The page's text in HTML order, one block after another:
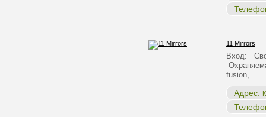
11 Mirrors
Вход:
fusion,…
Адрес: